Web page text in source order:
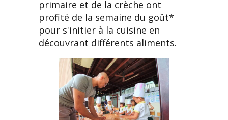
primaire et de la crèche ont
profité de la semaine du goût*
pour s'initier à la cuisine en
découvrant différents aliments.